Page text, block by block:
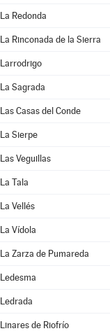
La Redonda
La Rinconada de la Sierra
Larrodrigo
La Sagrada
Las Casas del Conde
La Sierpe
Las Veguillas
La Tala
La Vellés
La Vídola
La Zarza de Pumareda
Ledesma
Ledrada
Linares de Riofrío